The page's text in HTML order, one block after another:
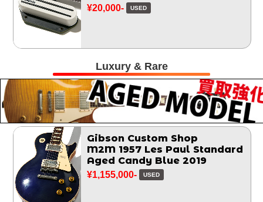
¥20,000- USED
Luxury & Rare
Gibson Custom Shop
M2M 1957 Les Paul Standard
Aged Candy Blue 2019
¥1,155,000- USED